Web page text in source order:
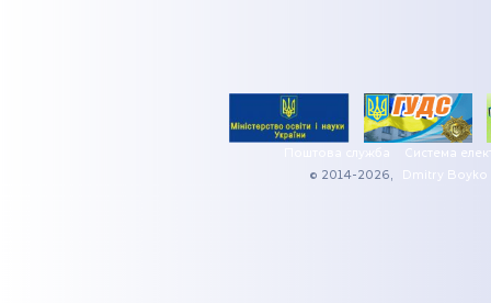
Поштова служба
Система
© 2014-2026,
Dmitry Boyko